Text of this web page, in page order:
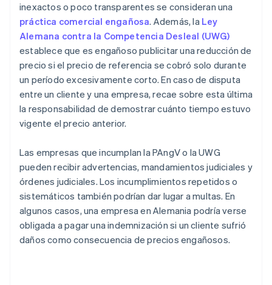
inexactos o poco transparentes se consideran una
práctica comercial engañosa. Además, la Ley
Alemana contra la Competencia Desleal (UWG)
establece que es engañoso publicitar una reducción de
precio si el precio de referencia se cobró solo durante
un período excesivamente corto. En caso de disputa
entre un cliente y una empresa, recae sobre esta última
la responsabilidad de demostrar cuánto tiempo estuvo
vigente el precio anterior.
Las empresas que incumplan la PAngV o la UWG
pueden recibir advertencias, mandamientos judiciales y
órdenes judiciales. Los incumplimientos repetidos o
sistemáticos también podrían dar lugar a multas. En
algunos casos, una empresa en Alemania podría verse
obligada a pagar una indemnización si un cliente sufrió
daños como consecuencia de precios engañosos.